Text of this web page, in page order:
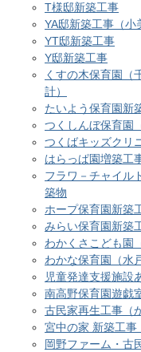
T様邸新築工事
YA邸新築工事（小
YT邸新築工事
Y邸新築工事
くすの木保育園（
計）
たいよう保育園新
つくしんぼ保育園
つくばキッズクリ
はらっぱ園増築工
フラワ－チャイル
築物
ホープ保育園新築
みらい保育園新築
わかくさこども園
わかな保育園（水
児童発達支援施設
南高野保育園遊戯
古民家再生工事（
宮中の家 新築工事
岡野ファーム・